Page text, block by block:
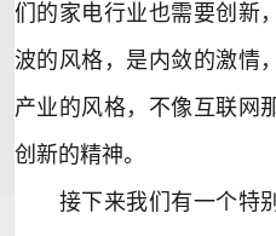
们的家电行业也需要创新
波的风格，是内敛的激情
产业的风格，不像互联网
创新的精神。
接下来我们有一个特别